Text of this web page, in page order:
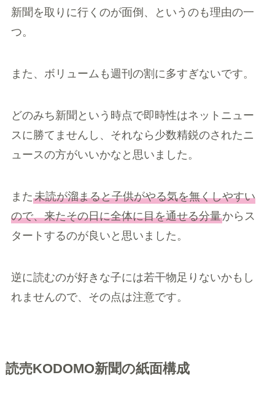
新聞を取りに行くのが面倒、というのも理由の一
つ。
また、ボリュームも週刊の割に多すぎないです。
どのみち新聞という時点で即時性はネットニュー
スに勝てませんし、それなら少数精鋭のされたニ
ュースの方がいいかなと思いました。
また未読が溜まると子供がやる気を無くしやすい
ので、来たその日に全体に目を通せる分量からス
タートするのが良いと思いました。
逆に読むのが好きな子には若干物足りないかもし
れませんので、その点は注意です。
読売KODOMO新聞の紙面構成